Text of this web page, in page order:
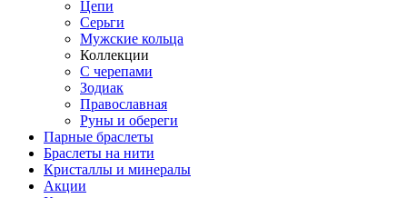
Цепи
Серьги
Мужские кольца
Коллекции
С черепами
Зодиак
Православная
Руны и обереги
Парные браслеты
Браслеты на нити
Кристаллы и минералы
Акции